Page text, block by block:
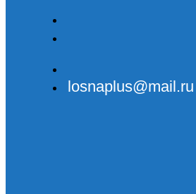
losnaplus@mail.ru